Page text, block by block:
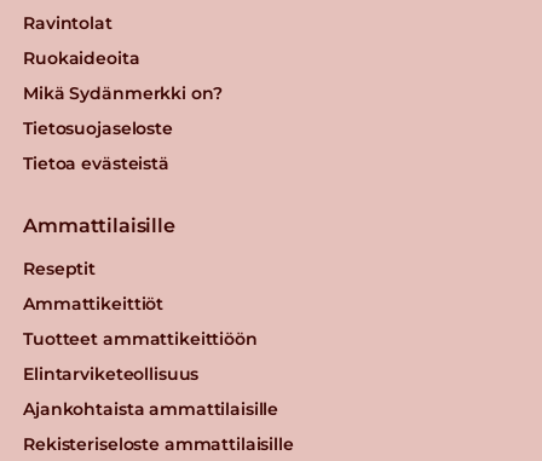
Ravintolat
Ruokaideoita
Mikä Sydänmerkki on?
Tietosuojaseloste
Tietoa evästeistä
Ammattilaisille
Reseptit
Ammattikeittiöt
Tuotteet ammattikeittiöön
Elintarviketeollisuus
Ajankohtaista ammattilaisille
Rekisteriseloste ammattilaisille